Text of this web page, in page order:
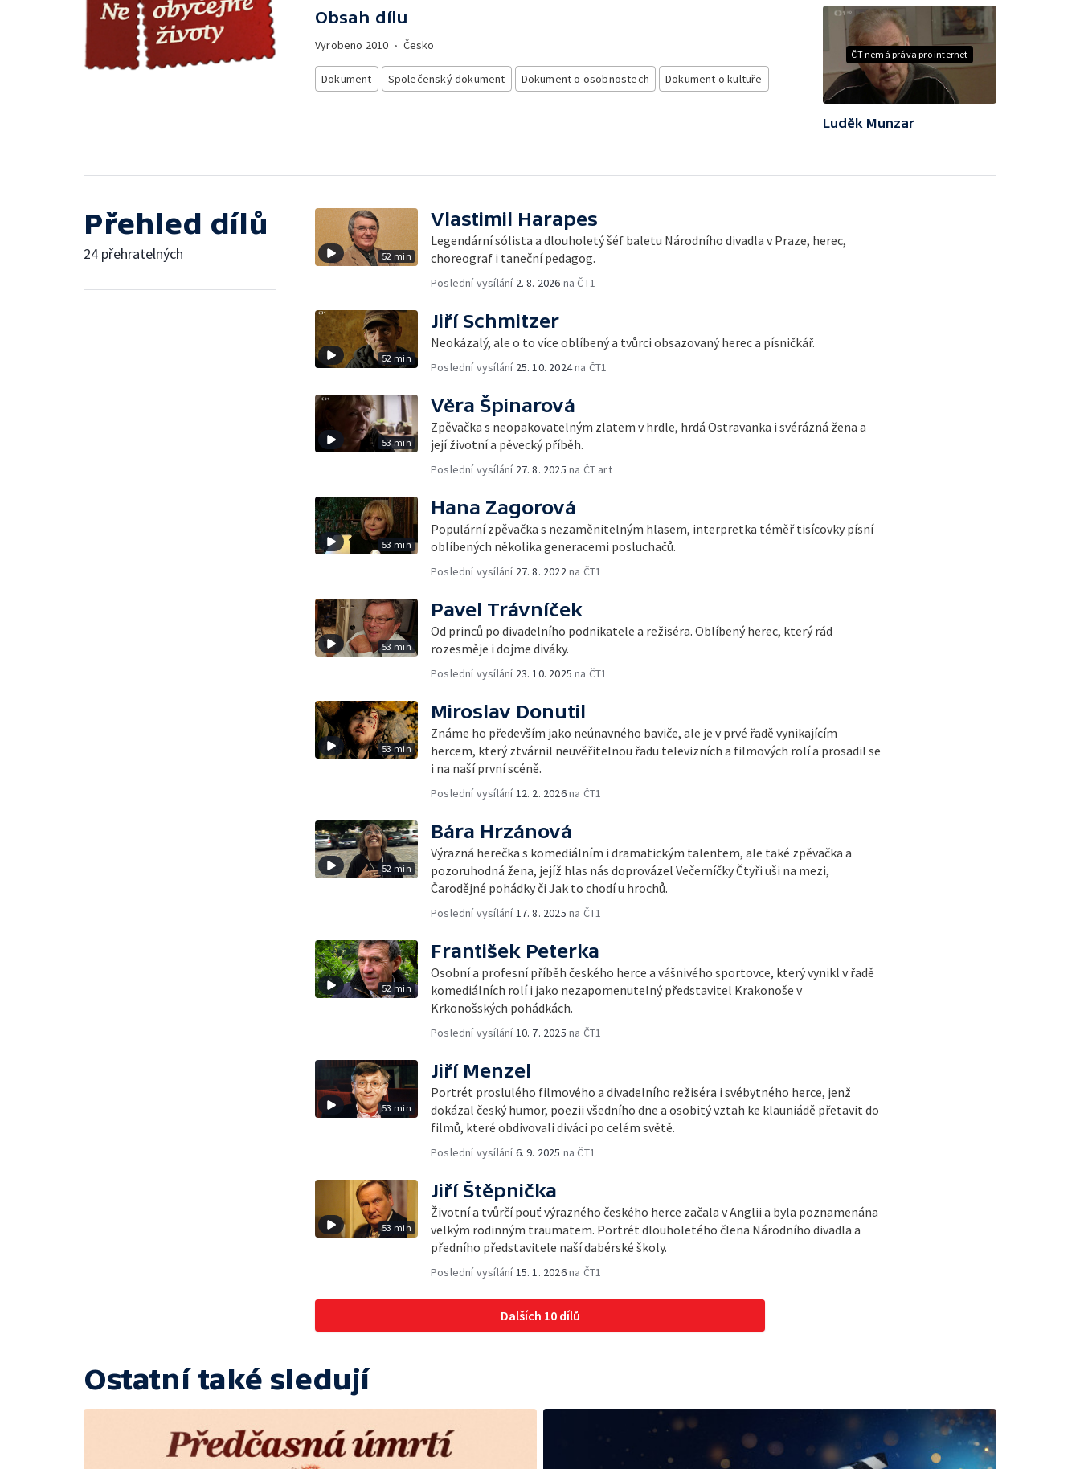
Obsah dílu
Vyrobeno 2010 • Česko
Dokument Společenský dokument Dokument o osobnostech Dokument o kultuře
ČT nemá práva pro internet
Luděk Munzar
Přehled dílů
24 přehratelných 52 min
Vlastimil Harapes
Legendární sólista a dlouholetý šéf baletu Národního divadla v Praze, herec,
choreograf i taneční pedagog.
Poslední vysílání 2. 8. 2026 na ČT1
52 min
Jiří Schmitzer
Neokázalý, ale o to více oblíbený a tvůrci obsazovaný herec a písničkář.
Poslední vysílání 25. 10. 2024na ČT1
53 min
Věra Špinarová
Zpěvačka s neopakovatelným zlatem v hrdle, hrdá Ostravanka i svérázná žena a
její životní a pěvecký příběh.
Poslední vysílání 27. 8. 2025 na ČT art
53 min
Hana Zagorová
Populární zpěvačka s nezaměnitelným hlasem, interpretka téměř tisícovky písní
oblíbených několika generacemi posluchačů.
Poslední vysílání 27. 8. 2022 na ČT1
53 min
Pavel Trávníček
Od princů po divadelního podnikatele a režiséra. Oblíbený herec, který rád
rozesměje i dojme diváky.
Poslední vysílání 23. 10. 2025 na ČT1
53 min
Miroslav Donutil
Známe ho především jako neúnavného baviče, ale je v prvé řadě vynikajícím
hercem, který ztvárnil neuvěřitelnou řadu televizních a filmových rolí a prosadil se
i na naší první scéně.
Poslední vysílání 12. 2. 2026na ČT1
52 min
Bára Hrzánová
Výrazná herečka s komediálním i dramatickým talentem, ale také zpěvačka a
pozoruhodná žena, jejíž hlas nás doprovázel Večerníčky Čtyři uši na mezi,
Čarodějné pohádky či Jak to chodí u hrochů.
Poslední vysílání 17. 8. 2025 na ČT1
52 min
František Peterka
Osobní a profesní příběh českého herce a vášnivého sportovce, který vynikl v řadě
komediálních rolí i jako nezapomenutelný představitel Krakonoše v
Krkonošských pohádkách.
Poslední vysílání 10. 7. 2025 na ČT1
53 min
Jiří Menzel
Portrét proslulého filmového a divadelního režiséra i svébytného herce, jenž
dokázal český humor, poezii všedního dne a osobitý vztah ke klauniádě přetavit do
filmů, které obdivovali diváci po celém světě.
Poslední vysílání6. 9. 2025 na ČT1
53 min
Jiří Štěpnička
Životní a tvůrčí pouť výrazného českého herce začala v Anglii a byla poznamenána
velkým rodinným traumatem. Portrét dlouholetého člena Národního divadla a
předního představitele naší dabérské školy.
Poslední vysílání 15. 1. 2026na ČT1
Dalších 10 dílů
Ostatní také sledují